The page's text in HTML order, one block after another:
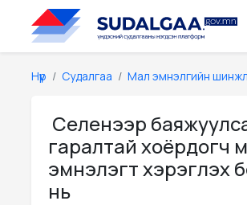
Нүүр Судалгаа Мал эмнэлгийн
Селенээр
гаралтай хоёрдогч
эмнэлэгт хэрэглэх
нь